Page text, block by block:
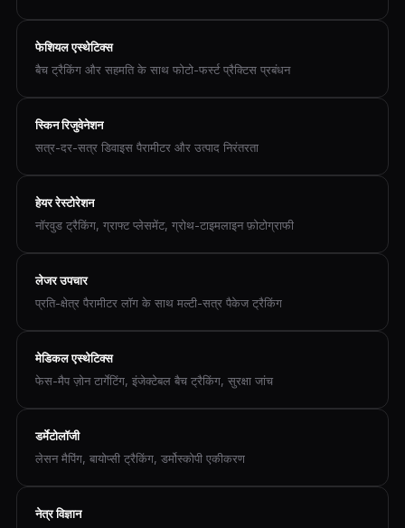
फेशियल एस्थेटिक्स
बैच ट्रैकिंग और सहमति के साथ फोटो-फर्स्ट प्रैक्टिस प्रबंधन
स्किन रिजुवेनेशन
सत्र-दर-सत्र डिवाइस पैरामीटर और उत्पाद निरंतरता
हेयर रेस्टोरेशन
नॉरवुड ट्रैकिंग, ग्राफ्ट प्लेसमेंट, ग्रोथ-टाइमलाइन फ़ोटोग्राफी
लेजर उपचार
प्रति-क्षेत्र पैरामीटर लॉग के साथ मल्टी-सत्र पैकेज ट्रैकिंग
मेडिकल एस्थेटिक्स
फेस-मैप ज़ोन टार्गेटिंग, इंजेक्टेबल बैच ट्रैकिंग, सुरक्षा जांच
डर्मेटोलॉजी
लेसन मैपिंग, बायोप्सी ट्रैकिंग, डर्मोस्कोपी एकीकरण
नेत्र विज्ञान